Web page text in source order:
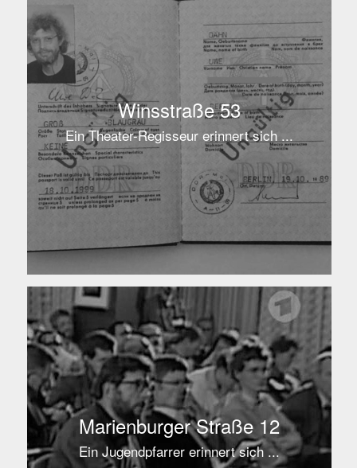
Winsstraße 53
Ein Theater-Regisseur erinnert sich ...
Marienburger Straße 12
Ein Jugendpfarrer erinnert sich ...